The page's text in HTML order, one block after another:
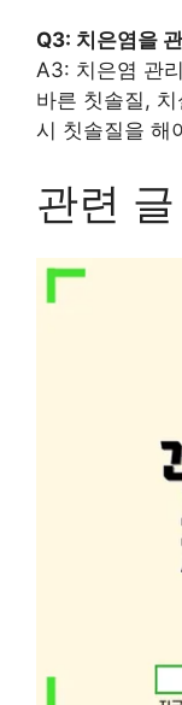
Q3: 치은염을
A3: 치은염 관
바른 칫솔질,
시 칫솔질을 해
관련